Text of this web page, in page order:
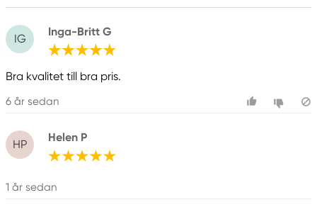
IG
Inga-Britt G
Bra kvalitet till bra pris.
6 år sedan
HP
Helen P
1 år sedan